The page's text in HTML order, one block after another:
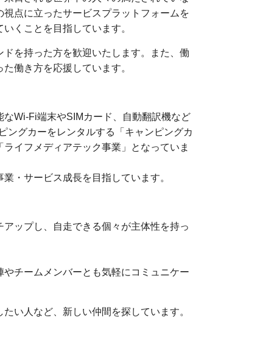
点に立ったサービスプラットフォームを
くことを目指しています。
を持った方を歓迎いたします。また、働
働き方を応援しています。
Wi-Fi端末やSIMカード、自動翻訳機など
ングカーをレンタルする「キャンピングカ
イフメディアテック事業」となっていま
・サービス成長を目指しています。
ップし、自走できる個々が主体性を持っ
チームメンバーとも気軽にコミュニケー
い人など、新しい仲間を探しています。